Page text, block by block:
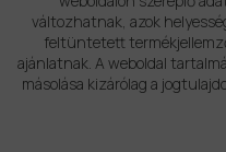
változhatnak, azok
feltüntetett
ajánlatnak. A weboldal
másolása kizárólag a